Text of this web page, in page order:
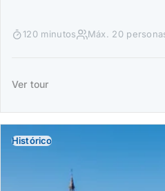
120 minutos Máx. 20
Ver tour
Histórico